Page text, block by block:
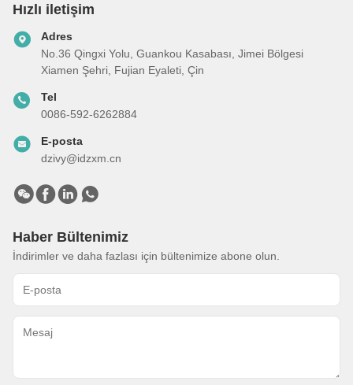
Hızlı iletişim
Adres
No.36 Qingxi Yolu, Guankou Kasabası, Jimei Bölgesi
Xiamen Şehri, Fujian Eyaleti, Çin
Tel
0086-592-6262884
E-posta
dzivy@idzxm.cn
Haber Bültenimiz
İndirimler ve daha fazlası için bültenimize abone olun.